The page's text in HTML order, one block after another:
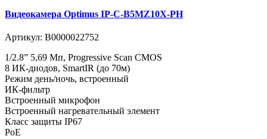
Видеокамера Optimus IP-C-B5MZ10X-PH
Артикул: В0000022752
1/2.8” 5,69 Мп, Progressive Scan CMOS
8 ИК-диодов, SmartIR (до 70м)
Режим день/ночь, встроенный
ИК-фильтр
Встроенный микрофон
Встроенный нагревательный элемент
Класс защиты IР67
PoE